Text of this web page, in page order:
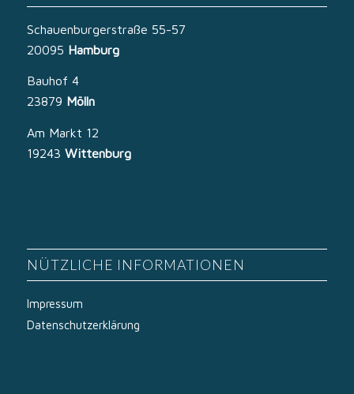
Schauenburgerstraße 55-57
20095 Hamburg
Bauhof 4
23879 Mölln
Am Markt 12
19243 Wittenburg
NÜTZLICHE INFORMATIONEN
Impressum
Datenschutzerklärung